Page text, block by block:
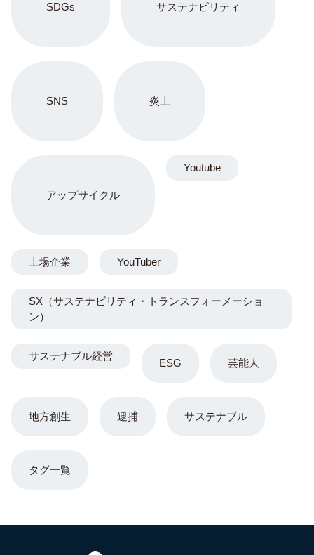
SDGs サステナビリティ
SNS 炎上
アップサイクル
ESG 芸能人
地方創生 逮捕 サステナブル
Youtube
上場企業 YouTuber
SX（サステナビリティ・トランスフォーメーショ
ン）
サステナブル経営
タグ一覧